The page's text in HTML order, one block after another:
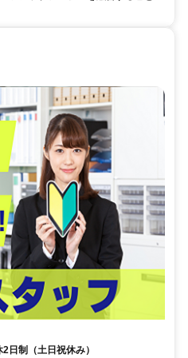
日制（土日祝休み）